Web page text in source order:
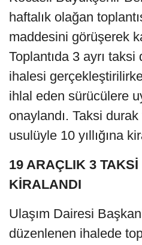
haftalık olağan
maddesini görüşerek
Toplantıda 3 ayrı taksi
ihalesi
ihlal eden sürücülere
onaylandı. Taksi
usulüyle 10 yıllığına
19 ARAÇLIK 3 TAKSİ
KİRALANDI
Ulaşım Dairesi
düzenlenen ihalede